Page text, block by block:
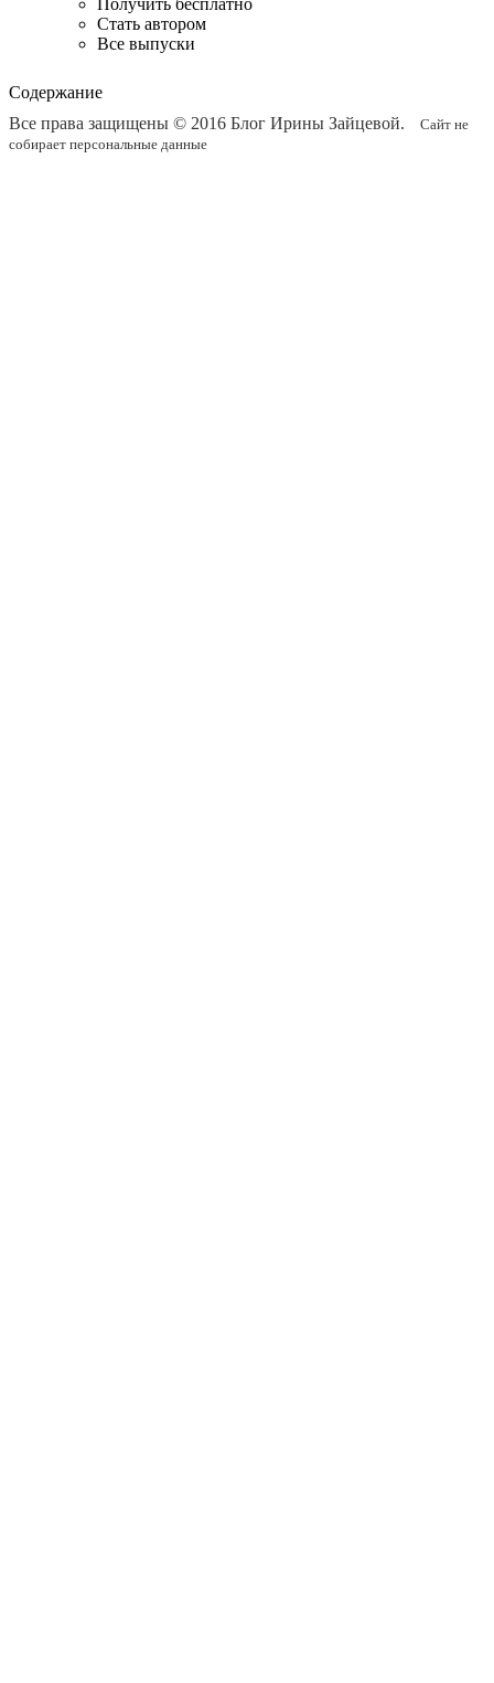
Получить бесплатно
Стать автором
Все выпуски
Содержание
Все права защищены © 2016 Блог Ирины Зайцевой.
Сайт не
собирает персональные данные